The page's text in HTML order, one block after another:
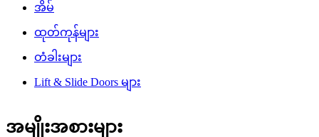
အိမ်
ထုတ်ကုန်များ
တံခါးများ
Lift & Slide Doors များ
အမျိုးအစားများ